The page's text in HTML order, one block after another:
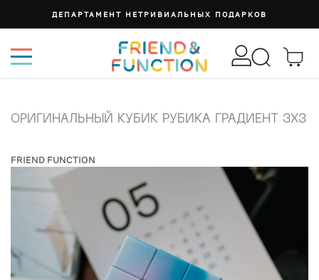
ДЕПАРТАМЕНТ НЕТРИВИАЛЬНЫХ ПОДАРКОВ
ОРИГИНАЛЬНЫЙ КУБИК РУБИКА ГРАДИЕНТ 3Х3
FRIEND FUNCTION